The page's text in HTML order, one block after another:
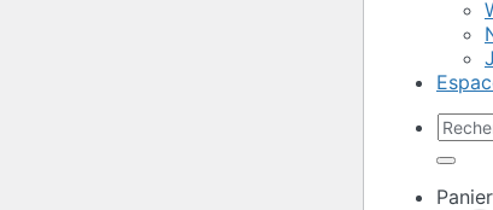
pour :
Panier